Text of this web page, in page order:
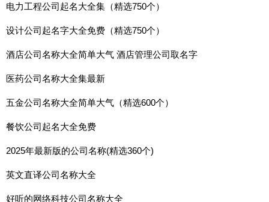
电力工程公司起名大全集（精选750个）
设计公司起名字大全免费（精选750个）
酒店公司名称大全简单大气 酒店管理公司取名字
医药公司名称大全集最新
五金公司名称大全简单大气（精选600个）
餐饮公司起名大全免费
2025年最新版的公司名称(精选360个)
英文直译公司名称大全
好听的网络科技公司名称大全